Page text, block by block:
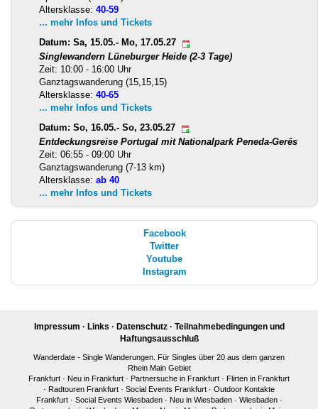
Altersklasse: 40-59
... mehr Infos und Tickets
Datum: Sa, 15.05.- Mo, 17.05.27
Singlewandern Lüneburger Heide (2-3 Tage)
Zeit: 10:00 - 16:00 Uhr
Ganztagswanderung (15,15,15)
Altersklasse: 40-65
... mehr Infos und Tickets
Datum: So, 16.05.- So, 23.05.27
Entdeckungsreise Portugal mit Nationalpark Peneda-Gerês
Zeit: 06:55 - 09:00 Uhr
Ganztagswanderung (7-13 km)
Altersklasse: ab 40
... mehr Infos und Tickets
Facebook
Twitter
Youtube
Instagram
Impressum · Links · Datenschutz· Teilnahmebedingungen und
Haftungsausschluß
Wanderdate - Single Wanderungen. Für Singles über 20 aus dem ganzen
Rhein Main Gebiet
Frankfurt · Neu in Frankfurt · Partnersuche in Frankfurt · Flirten in Frankfurt
· Radtouren Frankfurt · Social Events Frankfurt · Outdoor Kontakte
Frankfurt· Social Events Wiesbaden· Neu in Wiesbaden· Wiesbaden·